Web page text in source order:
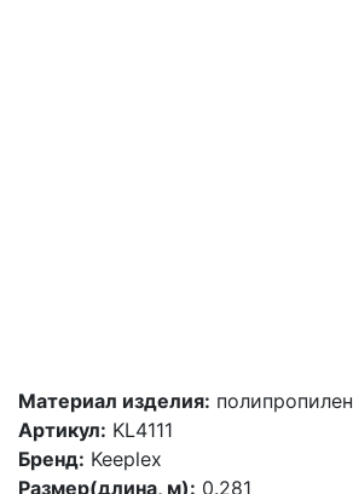
Материал изделия: полипропилен
Артикул: KL4111
Бренд: Keeplex
Размер(длина, м): 0.281